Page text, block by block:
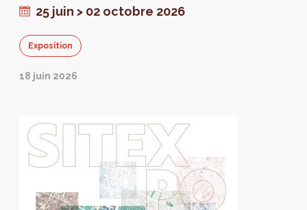
bâtiments peu élevés.
25 juin > 02 octobre 2026
Exposition
18 juin 2026